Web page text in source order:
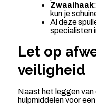
Zwaaihaak
kun je
Al deze
specialisten
Let op
veiligheid
Naast het leggen van
hulpmiddelen voor